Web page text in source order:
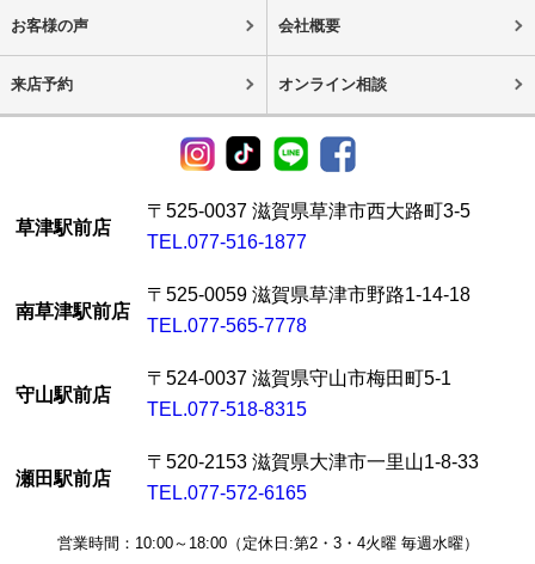
お客様の声 会社概要
来店予約 オンライン相談
草津駅前店
〒525-0037 滋賀県草津市西大路町3-5
TEL.077-516-1877
南草津駅前店
〒525-0059 滋賀県草津市野路1-14-18
TEL.077-565-7778
守山駅前店
〒524-0037 滋賀県守山市梅田町5-1
TEL.077-518-8315
瀬田駅前店
〒520-2153 滋賀県大津市一里山1-8-33
TEL.077-572-6165
営業時間：10:00～18:00（定休日:第2・3・4火曜 毎週水曜）